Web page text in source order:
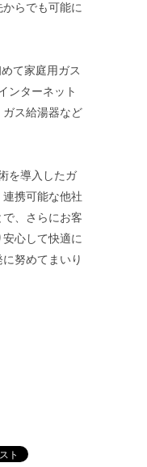
らでも可能に
て家庭用ガス
ンターネット
ガス給湯器など
を導入したガ
携可能な他社
、さらにお客
心して快適に
努めてまいり